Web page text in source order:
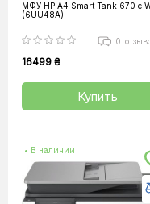
МФУ HP A4 Smart Tank 670 c
(6UU48A)
0
16499 ₴
Купить
• В наличии